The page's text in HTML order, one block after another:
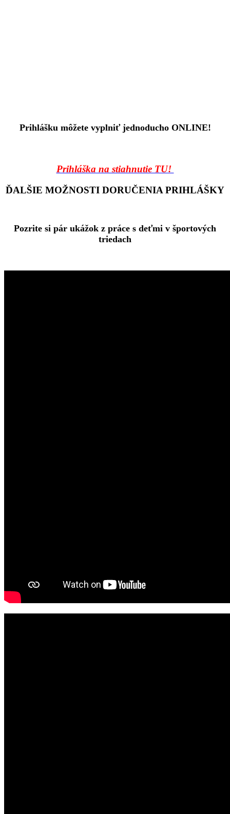
Prihlášku môžete vyplniť jednoducho ONLINE!
Prihláška na stiahnutie TU!
ĎALŠIE MOŽNOSTI DORUČENIA PRIHLÁŠKY
Pozrite si pár ukážok z práce s deťmi v športových
triedach